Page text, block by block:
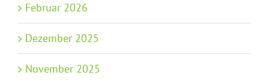
Februar 2026
Dezember 2025
November 2025